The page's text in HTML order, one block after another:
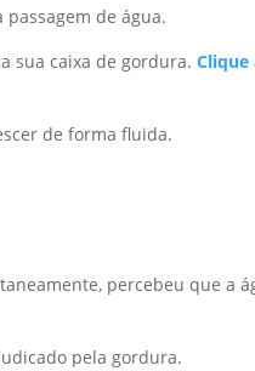
de água.
sua caixa de gordura.Clique
de forma fluida.
percebeu que a
pela gordura.